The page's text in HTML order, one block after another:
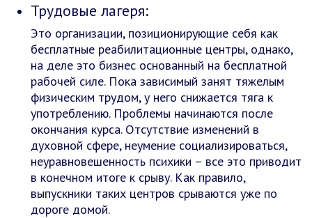
Трудовые лагеря:
Это организации, позиционирующие себя как
бесплатные реабилитационные центры, однако,
на деле это бизнес основанный на бесплатной
рабочей силе. Пока зависимый занят тяжелым
физическим трудом, у него снижается тяга к
употреблению. Проблемы начинаются после
окончания курса. Отсутствие изменений в
духовной сфере, неумение социализироваться,
неуравновешенность психики – все это приводит
в конечном итоге к срыву. Как правило,
выпускники таких центров срываются уже по
дороге домой.